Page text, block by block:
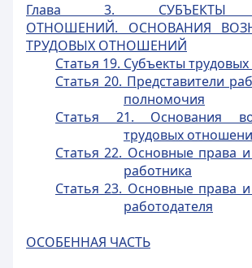
Глава 3. СУБЪЕКТЫ
ОТНОШЕНИЙ. ОСНОВАНИЯ
ТРУДОВЫХ ОТНОШЕНИЙ
Статья 19. Субъекты
Статья 20. Представители
полномочия
Статья 21. Основания
трудовых
Статья 22. Основные права
работника
Статья 23. Основные права
работодателя
ОСОБЕННАЯ ЧАСТЬ